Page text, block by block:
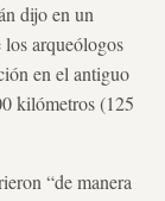
dijo en un
arqueólogos
en el antiguo
kilómetros (125
“de manera